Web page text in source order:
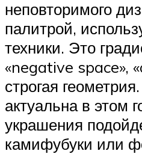
неповторимого
палитрой,
техники. Это
«negative space»,
строгая
актуальна в этом
украшения
камифубуки или